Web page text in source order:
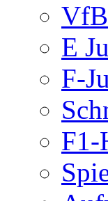
E
F-
F1-